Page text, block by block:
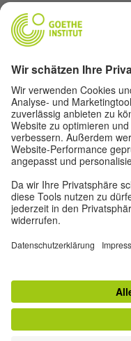
Über uns
Autor*innen
Impressum
Datenschutz
Privatsphäre-
Weitere